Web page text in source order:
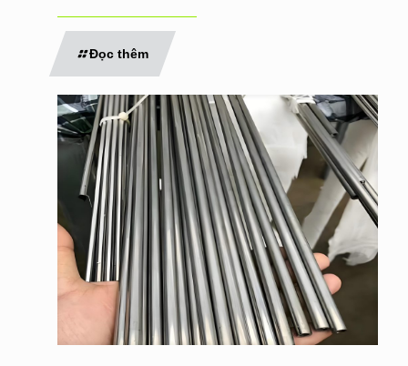
Đọc thêm